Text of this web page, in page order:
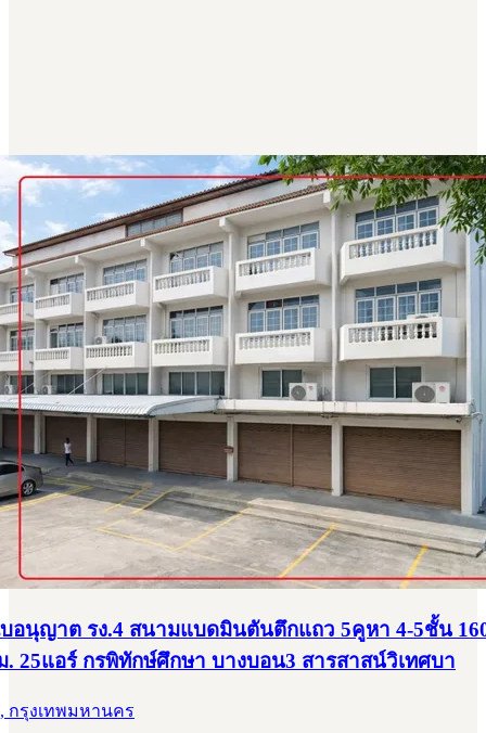
บอนุญาต รง.4 สนามแบดมินตันตึกแถว 5คูหา 4-5ชั้น
. 25แอร์ กรพิทักษ์ศึกษา บางบอน3 สารสาสน์วิเทศบา
กรุงเทพมหานคร